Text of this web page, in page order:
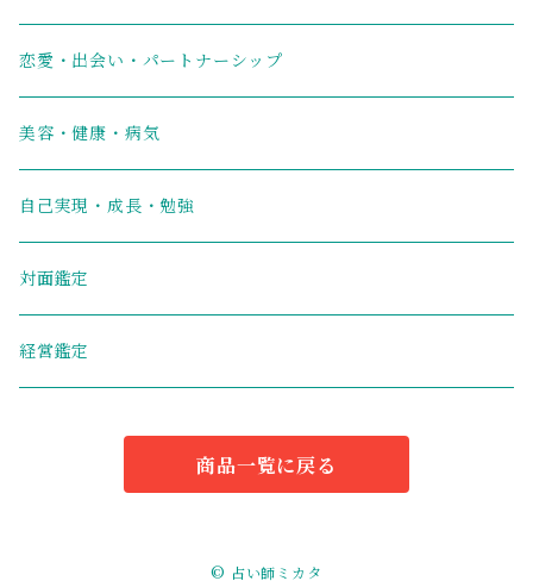
恋愛・出会い・パートナーシップ
美容・健康・病気
自己実現・成長・勉強
対面鑑定
経営鑑定
商品一覧に戻る
© 占い師ミカタ